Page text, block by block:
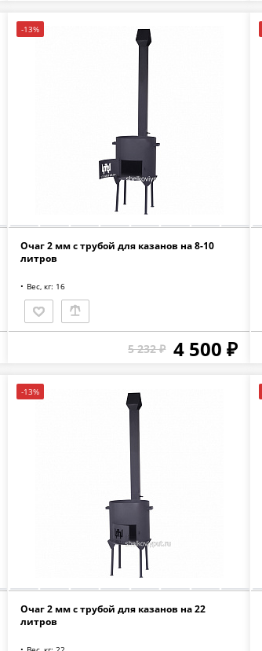
-13%
Очаг 2 мм с трубой для казанов на 8-10
литров
Вес, кг: 16
5 232 ₽ 4 500 ₽
-13%
Очаг 2 мм с трубой для казанов на 22
литров